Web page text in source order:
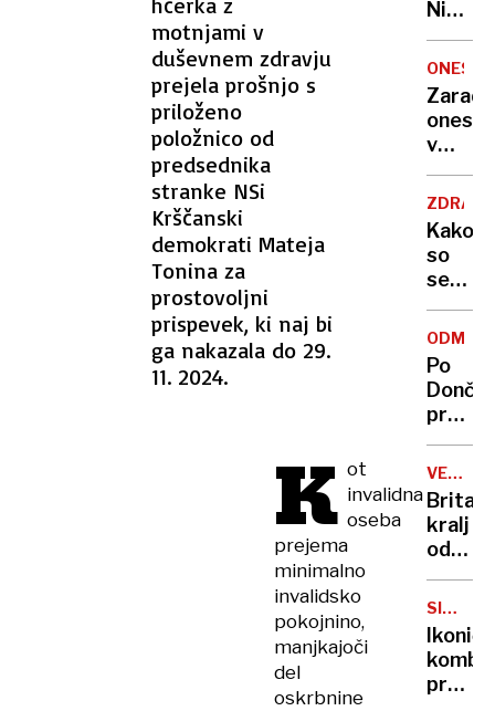
motnjami v
duševnem zdravju
prejela prošnjo s
priloženo
položnico od
predsednika
stranke NSi
Krščanski
demokrati Mateja
Tonina za
prostovoljni
prispevek, ki naj bi
ga nakazala do 29.
11. 2024.
K ot
invalidna
oseba
prejema
minimalno
invalidsko
pokojnino,
manjkajoči
del
oskrbnine
Nikoli
nisem
da je
to v
moji
sploh
Zaradi
v
delu
voda
Kako
so
se
cilji
vlade
Po
Karma
je
psica,
Nico
pa
njen
sin
VELIKA
kralj
zaradi
raka
SIMBOL
kombi